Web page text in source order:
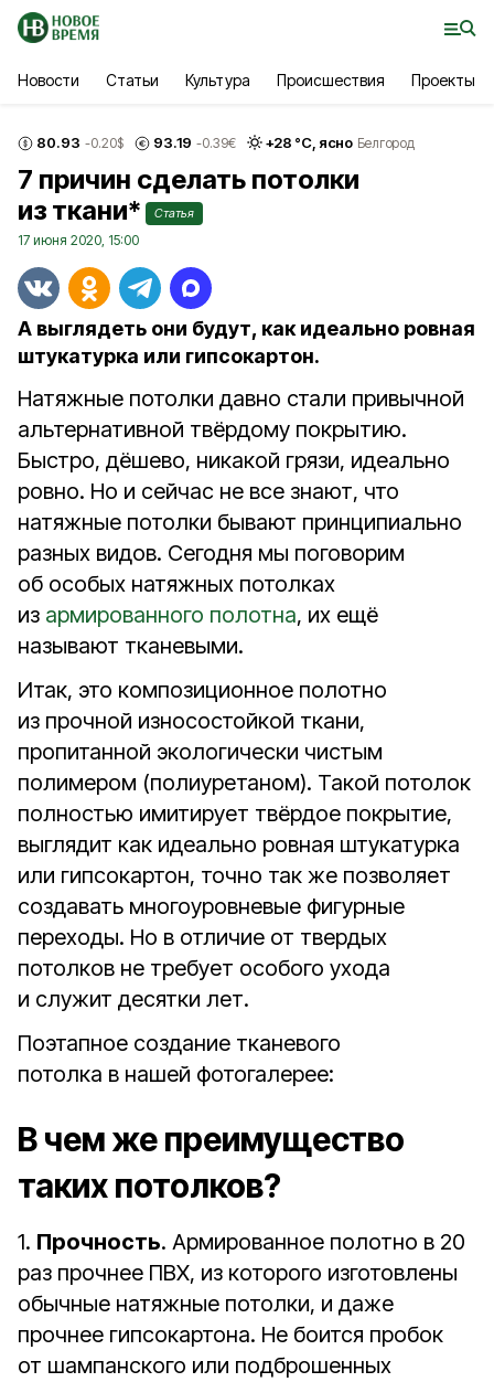
Новости Статьи Культура Происшествия Проекты
80.93 -0.20$ 93.19 -0.39€ +28 °С, ясно Белгород
7 причин сделать потолки
из ткани*
Статья
17 июня 2020, 15:00
А выглядеть они будут, как идеально ровная
штукатурка или гипсокартон.
Натяжные потолки давно стали привычной
альтернативной твёрдому покрытию.
Быстро, дёшево, никакой грязи, идеально
ровно. Но и сейчас не все знают, что
натяжные потолки бывают принципиально
разных видов. Сегодня мы поговорим
об особых натяжных потолках
из армированного полотна, их ещё
называют тканевыми.
Итак, это композиционное полотно
из прочной износостойкой ткани,
пропитанной экологически чистым
полимером (полиуретаном). Такой потолок
полностью имитирует твёрдое покрытие,
выглядит как идеально ровная штукатурка
или гипсокартон, точно так же позволяет
создавать многоуровневые фигурные
переходы. Но в отличие от твердых
потолков не требует особого ухода
и служит десятки лет.
Поэтапное создание тканевого
потолка в нашей фотогалерее:
В чем же преимущество
таких потолков?
1. Прочность. Армированное полотно в 20
раз прочнее ПВХ, из которого изготовлены
обычные натяжные потолки, и даже
прочнее гипсокартона. Не боится пробок
от шампанского или подброшенных